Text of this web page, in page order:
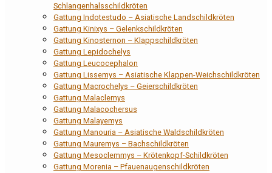
Schlangenhalsschildkröten
Gattung Indotestudo – Asiatische Landschildkröten
Gattung Kinixys – Gelenkschildkröten
Gattung Kinosternon – Klappschildkröten
Gattung Lepidochelys
Gattung Leucocephalon
Gattung Lissemys – Asiatische Klappen-Weichschildkröten
Gattung Macrochelys – Geierschildkröten
Gattung Malaclemys
Gattung Malacochersus
Gattung Malayemys
Gattung Manouria – Asiatische Waldschildkröten
Gattung Mauremys – Bachschildkröten
Gattung Mesoclemmys – Krötenkopf-Schildkröten
Gattung Morenia – Pfauenaugenschildkröten